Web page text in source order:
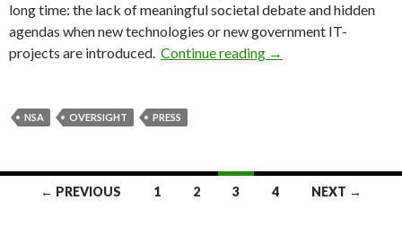
long time: the lack of meaningful societal debate and hidden
agendas when new technologies or new government IT-
projects are introduced. Continue reading Interviewed by the
→
NSA OVERSIGHT PRESS
Posts← PREVIOUS 1 2 3 4 NEXT →